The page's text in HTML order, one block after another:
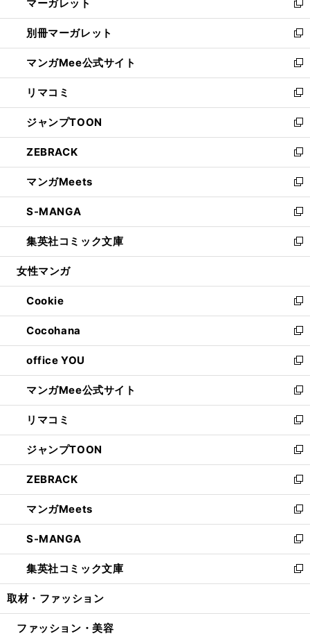
く
で
開
く
ド
ウ
で
開
く
い
ウ
ィ
ン
ド
ウ
で
開
く
マーガレット
新
し
い
ウ
ィ
ン
ド
ウ
で
開
く
別冊マーガレット
新
し
い
ウ
ィ
ン
ド
ウ
で
開
く
マンガMee公式サイト
新
し
い
ウ
ィ
ン
ド
ウ
で
開
く
リマコミ
新
し
い
ウ
ィ
ン
ド
ウ
で
開
く
ジャンプTOON
新
し
い
ウ
ィ
ン
ド
ウ
で
開
ZEBRACK
新
し
い
ウ
ィ
ン
ド
ウ
開
く
マンガMeets
新
し
い
ウ
ィ
ン
ウ
で
開
く
S-MANGA
新
し
い
ウ
ン
ド
ウ
で
開
く
集英社コミック文庫
新
し
ウ
ィ
ン
ド
ウ
で
開
く
女性マンガ
Cookie
新
し
い
ウ
ィ
ン
ド
ウ
で
開
く
Cocohana
新
し
い
ウ
ィ
ン
ド
ウ
で
開
く
office YOU
新
し
い
ウ
ィ
ン
ド
ウ
で
開
く
マンガMee公式サイト
新
し
い
ウ
ィ
ン
ド
ウ
で
開
く
リマコミ
新
し
い
ウ
ィ
ン
ド
ウ
で
開
く
ジャンプTOON
新
し
い
ウ
ィ
ン
ド
ウ
で
開
ZEBRACK
新
し
い
ウ
ィ
ン
ド
ウ
開
マンガMeets
新
し
い
ウ
ィ
ン
ウ
S-MANGA
新
し
い
ウ
ン
集英社コミック文庫
新
し
ウ
取材・ファッション
ファッション・美容